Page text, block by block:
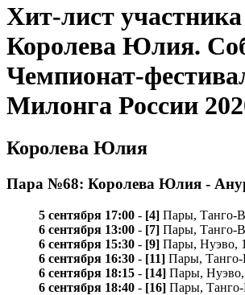
Хит-лист участника
Королева Юлия.
Чемпионат-
Милонга России
Королева Юлия
Пара №68: Королева Юлия -
5 сентября 17:00 - [4] Пары, Танго-
6 сентября 13:00 - [7] Пары, Танго-
6 сентября 15:30 - [9] Пары, Нуэво,
6 сентября 16:30 - [11] Пары, Танго-
6 сентября 18:15 - [14] Пары,
6 сентября 18:40 - [16] Пары,